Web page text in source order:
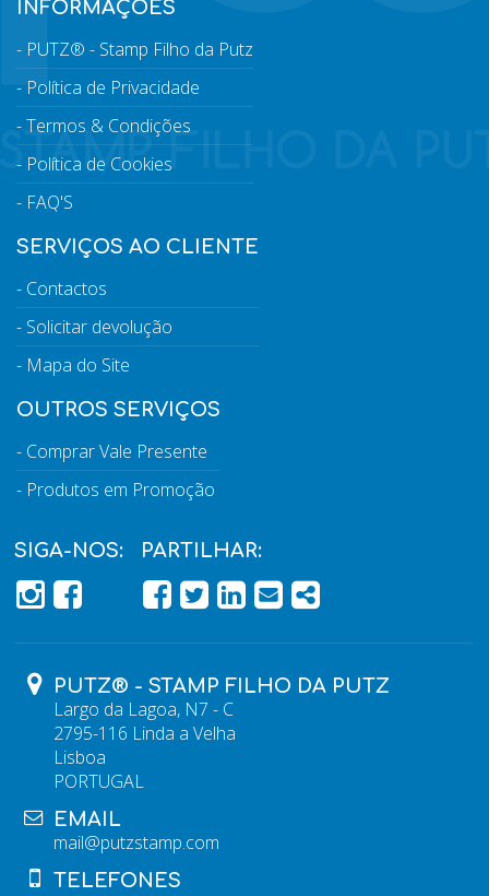
INFORMAÇÕES
PUTZ® - Stamp Filho da Putz
Política de Privacidade
Termos & Condições
Política de Cookies
FAQ'S
SERVIÇOS AO CLIENTE
Contactos
Solicitar devolução
Mapa do Site
OUTROS SERVIÇOS
Comprar Vale Presente
Produtos em Promoção
SIGA-NOS:
PÁGINA DO FACEBOOK
PÁGINA DO FACEBOOK
PARTILHAR:
FACEBOOK
TWITTER
LINKEDIN
EMAIL
PUTZ® - STAMP FILHO DA PUTZ
Largo da Lagoa, N7 - C
2795-116 Linda a Velha
Lisboa
PORTUGAL
EMAIL
mail@putzstamp.com
TELEFONES